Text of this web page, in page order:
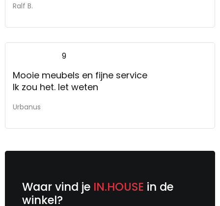
Ralf B.
9
Mooie meubels en fijne service
Ik zou het. Iet weten
Urbanus
Waar vind je IN.HOUSE in de
winkel?